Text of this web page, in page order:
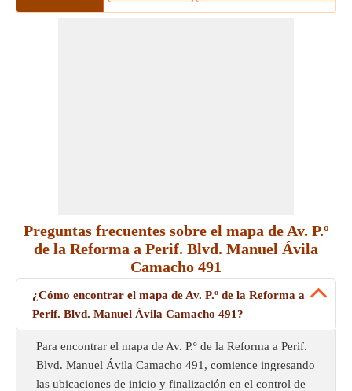
Preguntas frecuentes sobre el mapa de Av. P.º
de la Reforma a Perif. Blvd. Manuel Ávila
Camacho 491
¿Cómo encontrar el mapa de Av. P.º de la Reforma a
Perif. Blvd. Manuel Ávila Camacho 491?
Para encontrar el mapa de Av. P.º de la Reforma a Perif.
Blvd. Manuel Ávila Camacho 491, comience ingresando
las ubicaciones de inicio y finalización en el control de